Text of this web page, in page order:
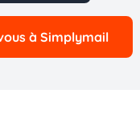
à Simplymail